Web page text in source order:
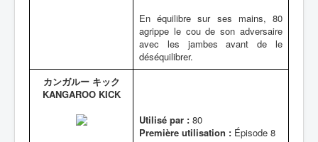
En équilibre sur ses mains, 80
agrippe le cou de son adversaire
avec les jambes avant de le
déséquilibrer.
カンガルー キック
KANGAROO KICK
Utilisé par : 80
Première utilisation : Épisode 8